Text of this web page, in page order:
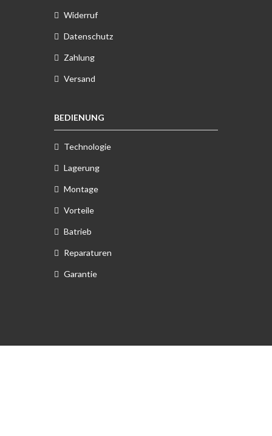
Widerruf
Datenschutz
Zahlung
Versand
BEDIENUNG
Technologie
Lagerung
Montage
Vorteile
Batrieb
Reparaturen
Garantie